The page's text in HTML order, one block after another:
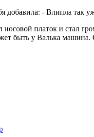
добавила: - Влипла так
платок и стал
быть у Валька